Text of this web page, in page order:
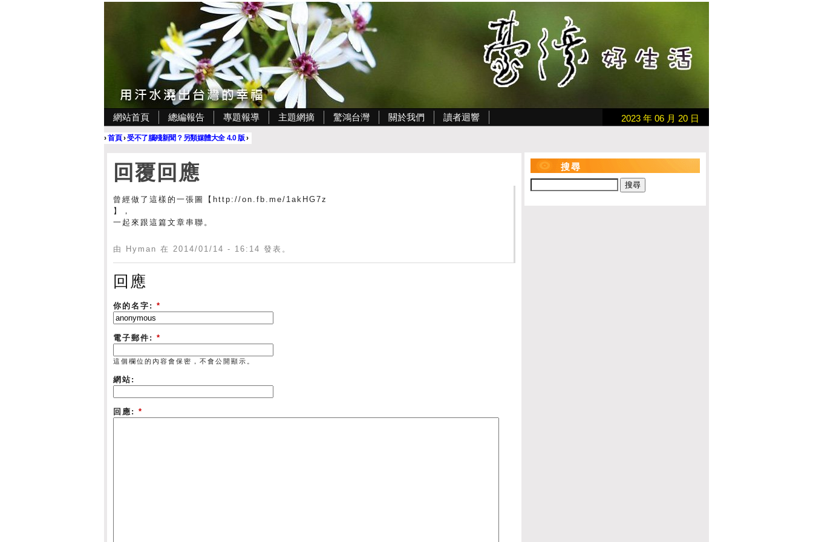
網站首頁 總編報告 專題報導 主題網摘 驚鴻台灣 關於我們 讀者迴響 2023 年 06 月 20 日
›首頁›受不了腦殘新聞？另類媒體大全 4.0 版›
回覆回應
曾經做了這樣的一張圖【http://on.fb.me/1akHG7z
】，
一起來跟這篇文章串聯。
由 Hyman 在 2014/01/14 - 16:14 發表。
回應
你的名字: *
電子郵件: *
這個欄位的內容會保密，不會公開顯示。
網站:
回應: *
搜尋